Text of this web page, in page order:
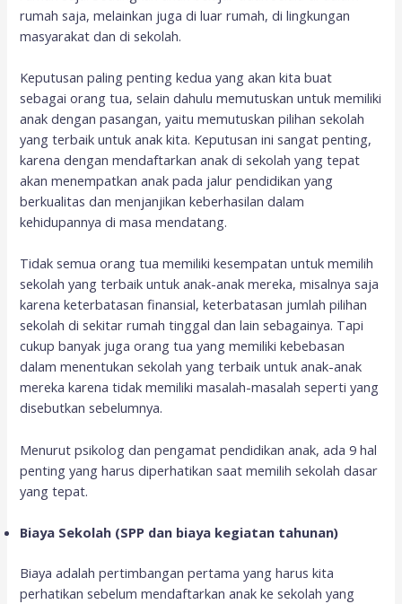
rumah saja, melainkan juga di luar rumah, di lingkungan
masyarakat dan di sekolah.
Keputusan paling penting kedua yang akan kita buat
sebagai orang tua, selain dahulu memutuskan untuk memiliki
anak dengan pasangan, yaitu memutuskan pilihan sekolah
yang terbaik untuk anak kita. Keputusan ini sangat penting,
karena dengan mendaftarkan anak di sekolah yang tepat
akan menempatkan anak pada jalur pendidikan yang
berkualitas dan menjanjikan keberhasilan dalam
kehidupannya di masa mendatang.
Tidak semua orang tua memiliki kesempatan untuk memilih
sekolah yang terbaik untuk anak-anak mereka, misalnya saja
karena keterbatasan finansial, keterbatasan jumlah pilihan
sekolah di sekitar rumah tinggal dan lain sebagainya. Tapi
cukup banyak juga orang tua yang memiliki kebebasan
dalam menentukan sekolah yang terbaik untuk anak-anak
mereka karena tidak memiliki masalah-masalah seperti yang
disebutkan sebelumnya.
Menurut psikolog dan pengamat pendidikan anak, ada 9 hal
penting yang harus diperhatikan saat memilih sekolah dasar
yang tepat.
Biaya Sekolah (SPP dan biaya kegiatan tahunan)
Biaya adalah pertimbangan pertama yang harus kita
perhatikan sebelum mendaftarkan anak ke sekolah yang